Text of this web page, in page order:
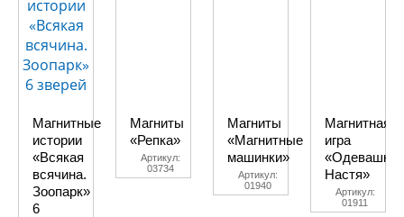
Магнитные
истории
«Всякая
всячина.
Зоопарк»
6
Магниты
«Репка»
Артикул:
03734
Магниты
«Магнитные
машинки»
Артикул:
01940
Магнитная
игра
«Одевашки.
Настя»
Артикул:
01911